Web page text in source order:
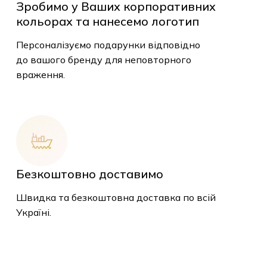
товарів.
До Магазину
Зробимо у Ваших корпоративних
кольорах та нанесемо логотип
Персоналізуємо подарунки відповідно
до вашого бренду для неповторного
враження.
Безкоштовно доставимо
Швидка та безкоштовна доставка по всій
Україні.